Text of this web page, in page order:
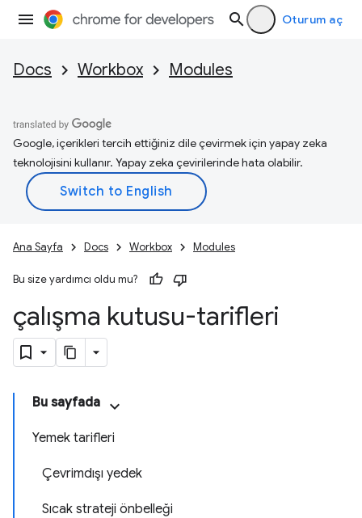
Oturum aç
Docs Workbox Modules
Google, içerikleri tercih ettiğiniz dile çevirmek için yapay zeka
teknolojisini kullanır. Yapay zeka çevirilerinde hata olabilir.
Ana Sayfa Docs Workbox Modules
Bu size yardımcı oldu mu?
çalışma kutusu-tarifleri
Bu sayfada
Yemek tarifleri
Çevrimdışı yedek
Sıcak strateji önbelleği